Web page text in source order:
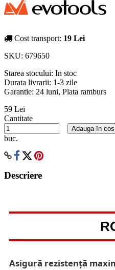
Cost transport: 19 Lei
SKU: 679650
Starea stocului: In stoc
Durata livrarii: 1-3 zile
Garantie: 24 luni, Plata ramburs
59 Lei
Cantitate
buc.
Adauga în cos
Descriere
Asigură rezistență